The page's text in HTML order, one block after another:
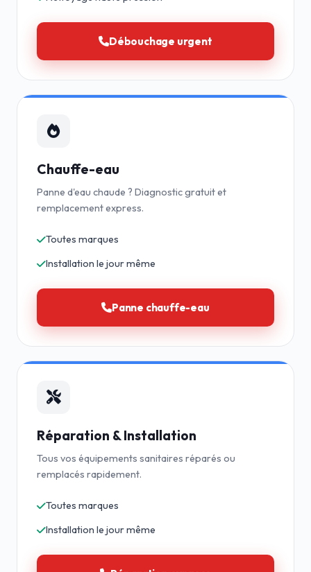
Débouchage urgent
Chauffe-eau
Panne d'eau chaude ? Diagnostic gratuit et
remplacement express.
Toutes marques
Installation le jour même
Panne chauffe-eau
Réparation & Installation
Tous vos équipements sanitaires réparés ou
remplacés rapidement.
Toutes marques
Installation le jour même